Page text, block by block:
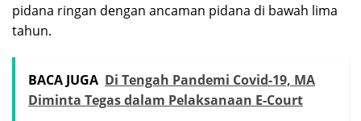
pidana ringan dengan ancaman pidana di bawah lima
tahun.
BACA JUGA Di Tengah Pandemi Covid-19, MA
Diminta Tegas dalam Pelaksanaan E-Court